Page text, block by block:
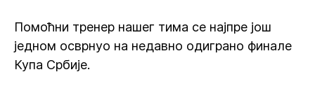
Помоћни тренер нашег тима се најпре још
једном осврнуо на недавно одиграно финале
Купа Србије.